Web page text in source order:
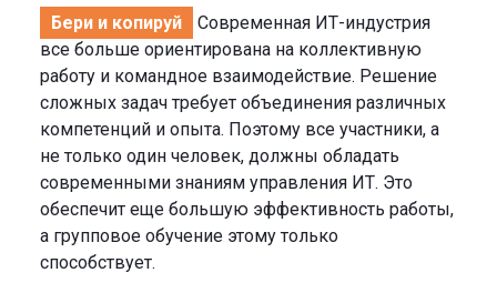
Бери и копируй
Современная ИТ-индустрия
все больше ориентирована на коллективную
работу и командное взаимодействие. Решение
сложных задач требует объединения различных
компетенций и опыта. Поэтому все участники, а
не только один человек, должны обладать
современными знаниям управления ИТ. Это
обеспечит еще большую эффективность работы,
а групповое обучение этому только
способствует.